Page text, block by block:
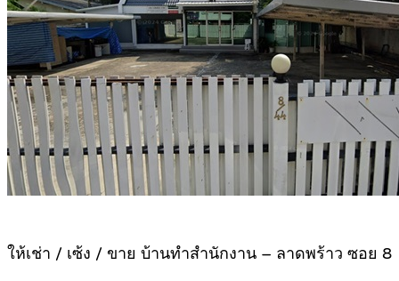
ให้เช่า / เซ้ง / ขาย บ้านทำสำนักงาน – ลาดพร้าว ซอย 8